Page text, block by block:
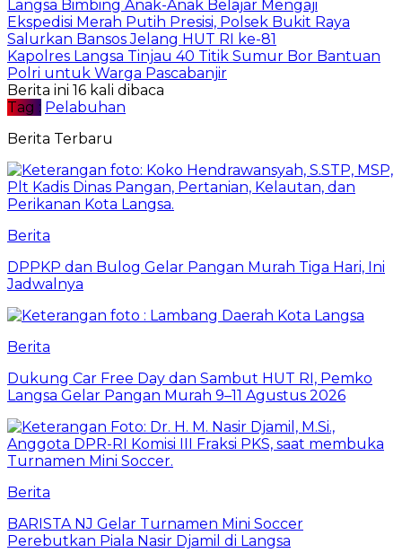
Langsa Bimbing Anak-Anak Belajar Mengaji
Ekspedisi Merah Putih Presisi, Polsek Bukit Raya
Salurkan Bansos Jelang HUT RI ke-81
Kapolres Langsa Tinjau 40 Titik Sumur Bor Bantuan
Polri untuk Warga Pascabanjir
Berita ini 16 kali dibaca
Tag : Pelabuhan
Berita Terbaru
Berita
DPPKP dan Bulog Gelar Pangan Murah Tiga Hari, Ini
Jadwalnya
Berita
Dukung Car Free Day dan Sambut HUT RI, Pemko
Langsa Gelar Pangan Murah 9–11 Agustus 2026
Berita
BARISTA NJ Gelar Turnamen Mini Soccer
Perebutkan Piala Nasir Djamil di Langsa